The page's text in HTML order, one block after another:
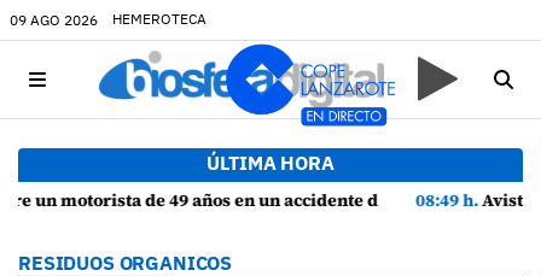
09 AGO 2026 HEMEROTECA
ÚLTIMA HORA
años en un accidente de tráfico en Haría
08:49 h.Avistados pollos jóvenes de corredor
RESIDUOS ORGANICOS